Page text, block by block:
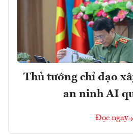
Thủ tướng chỉ đạo
an ninh AI
Đọc ngay